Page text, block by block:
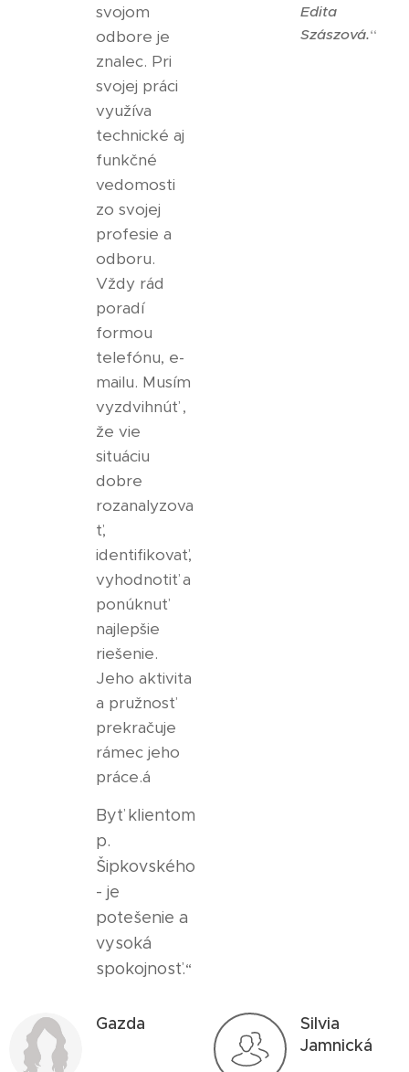
svojom
odbore je
znalec. Pri
svojej práci
využíva
technické aj
funkčné
vedomosti
zo svojej
profesie a
odboru.
Vždy rád
poradí
formou
telefónu, e-
mailu. Musím
vyzdvihnúť ,
že vie
situáciu
dobre
rozanalyzova
ť,
identifikovať,
vyhodnotiť a
ponúknuť
najlepšie
riešenie.
Jeho aktivita
a pružnosť
prekračuje
rámec jeho
práce.á
Byť klientom
p.
Šipkovského
- je
potešenie a
vysoká
spokojnosť.“
Edita
Szászová.“
Gazda
Silvia
Jamnická